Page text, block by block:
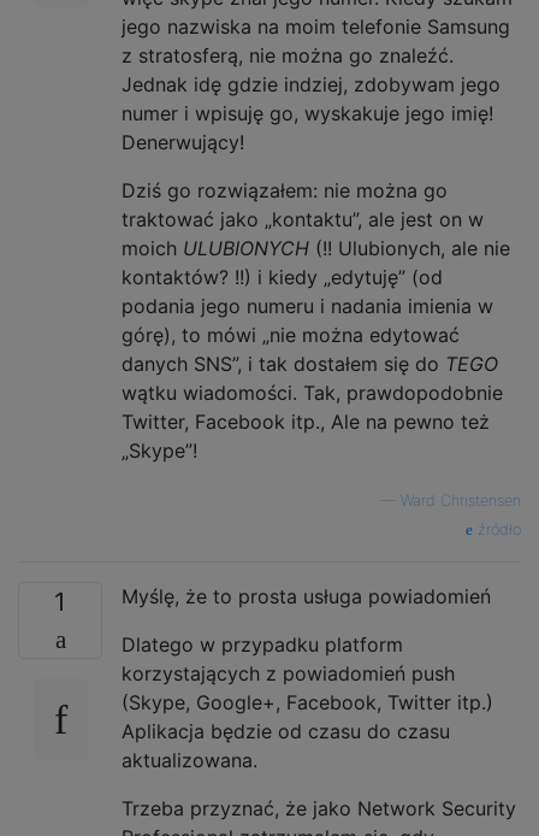
jego nazwiska na moim telefonie Samsung
z stratosferą, nie można go znaleźć.
Jednak idę gdzie indziej, zdobywam jego
numer i wpisuję go, wyskakuje jego imię!
Denerwujący!
Dziś go rozwiązałem: nie można go
traktować jako „kontaktu”, ale jest on w
moich ULUBIONYCH (!! Ulubionych, ale nie
kontaktów? !!) i kiedy „edytuję” (od
podania jego numeru i nadania imienia w
górę), to mówi „nie można edytować
danych SNS”, i tak dostałem się do TEGO
wątku wiadomości. Tak, prawdopodobnie
Twitter, Facebook itp., Ale na pewno też
„Skype”!
Ward Christensen
źródło
1
Myślę, że to prosta usługa powiadomień
Dlatego w przypadku platform
korzystających z powiadomień push
(Skype, Google+, Facebook, Twitter itp.)
Aplikacja będzie od czasu do czasu
aktualizowana.
Trzeba przyznać, że jako Network Security